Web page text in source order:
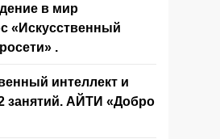
в мир
«Искусственный
.
интеллект и
занятий. АЙТИ «Добро